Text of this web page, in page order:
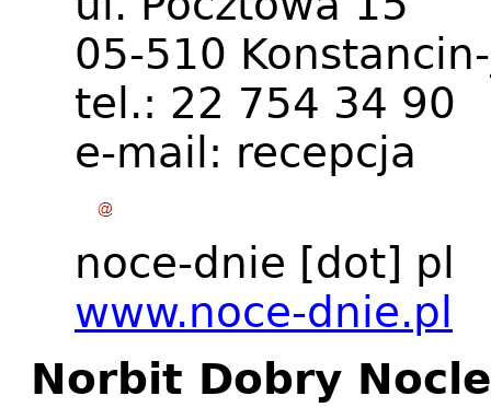
05-510
tel.: 22 754 34 90
e-mail: recepcja
noce-dnie [dot] pl
www.noce-dnie.pl
Norbit Dobry